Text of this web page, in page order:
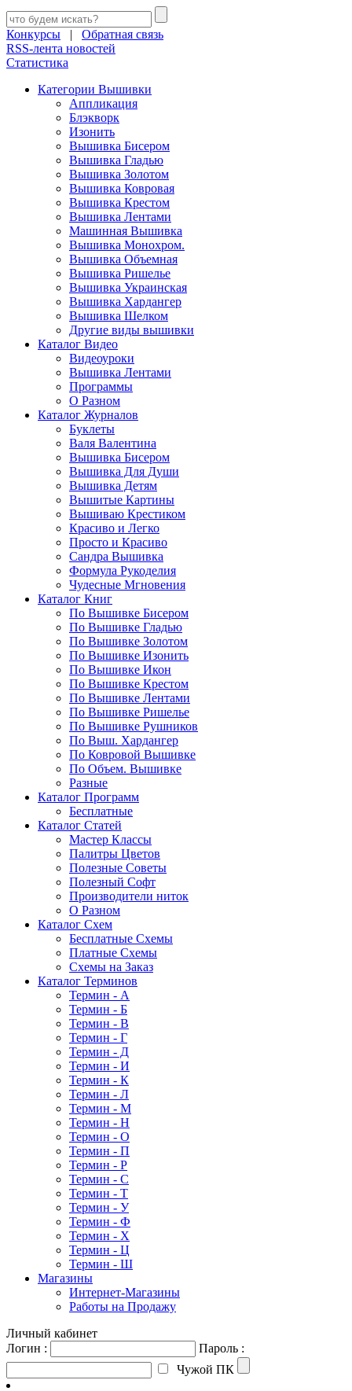
Конкурсы | Обратная связь
RSS-лента новостей
Статистика
Категории Вышивки
Аппликация
Блэкворк
Изонить
Вышивка Бисером
Вышивка Гладью
Вышивка Золотом
Вышивка Ковровая
Вышивка Крестом
Вышивка Лентами
Машинная Вышивка
Вышивка Монохром.
Вышивка Объемная
Вышивка Ришелье
Вышивка Украинская
Вышивка Хардангер
Вышивка Шелком
Другие виды вышивки
Каталог Видео
Видеоуроки
Вышивка Лентами
Программы
О Разном
Каталог Журналов
Буклеты
Валя Валентина
Вышивка Бисером
Вышивка Для Души
Вышивка Детям
Вышитые Картины
Вышиваю Крестиком
Красиво и Легко
Просто и Красиво
Сандра Вышивка
Формула Рукоделия
Чудесные Мгновения
Каталог Книг
По Вышивке Бисером
По Вышивке Гладью
По Вышивке Золотом
По Вышивке Изонить
По Вышивке Икон
По Вышивке Крестом
По Вышивке Лентами
По Вышивке Ришелье
По Вышивке Рушников
По Выш. Хардангер
По Ковровой Вышивке
По Объем. Вышивке
Разные
Каталог Программ
Бесплатные
Каталог Статей
Мастер Классы
Палитры Цветов
Полезные Советы
Полезный Софт
Производители ниток
О Разном
Каталог Схем
Бесплатные Схемы
Платные Схемы
Схемы на Заказ
Каталог Терминов
Термин - А
Термин - Б
Термин - В
Термин - Г
Термин - Д
Термин - И
Термин - К
Термин - Л
Термин - М
Термин - Н
Термин - О
Термин - П
Термин - Р
Термин - С
Термин - Т
Термин - У
Термин - Ф
Термин - Х
Термин - Ц
Термин - Ш
Магазины
Интернет-Магазины
Работы на Продажу
Личный кабинет
Логин :
Пароль :
Чужой ПК